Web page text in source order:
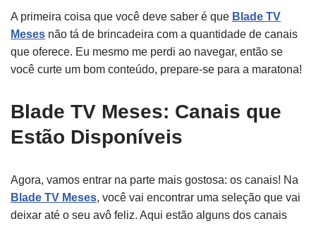
A primeira coisa que você deve saber é que Blade TV
Meses não tá de brincadeira com a quantidade de canais
que oferece. Eu mesmo me perdi ao navegar, então se
você curte um bom conteúdo, prepare-se para a maratona!
Blade TV Meses: Canais que
Estão Disponíveis
Agora, vamos entrar na parte mais gostosa: os canais! Na
Blade TV Meses, você vai encontrar uma seleção que vai
deixar até o seu avô feliz. Aqui estão alguns dos canais